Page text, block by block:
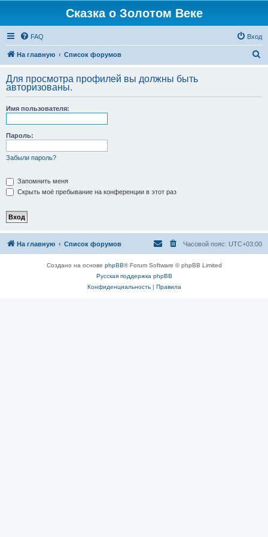
Сказка о Золотом Веке
FAQ Вход
На главную Список форумов
с
Для просмотра профилей вы должны быть
авторизованы.
Имя пользователя:
Пароль:
Забыли пароль?
Запомнить меня
Скрыть моё пребывание на конференции в этот раз
На главную Список форумов Часовой пояс: UTC+03:00
Создано на основе phpBB® Forum Software © phpBB Limited
Русская поддержка phpBB
Конфиденциальность| Правила